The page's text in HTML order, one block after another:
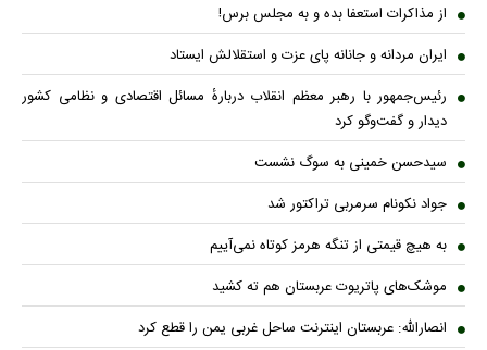
از مذاکرات استعفا بده و به مجلس برس!
ایران مردانه و جانانه پای عزت و استقلالش ایستاد
رئیس‌جمهور با رهبر معظم انقلاب دربارهٔ مسائل اقتصادی و نظامی کشور
دیدار و گفت‌و‌گو کرد
سیدحسن خمینی به سوگ نشست
جواد نکونام سرمربی تراکتور شد
به هیچ قیمتی از تنگه هرمز کوتاه نمی‌آییم
موشک‌های پاتریوت عربستان هم ته‌ کشید
انصارالله: عربستان اینترنت ساحل غربی یمن را قطع کرد